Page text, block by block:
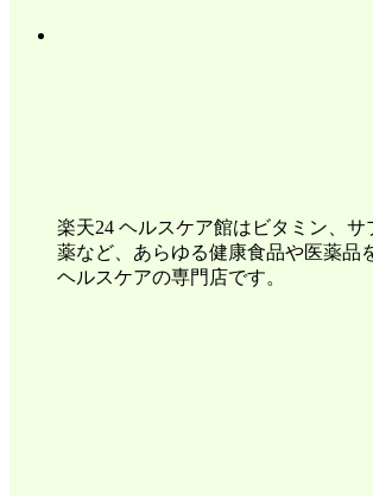
楽天24 ヘルスケア館はビタミン、サ
薬など、あらゆる健康食品や医薬品
ヘルスケアの専門店です。